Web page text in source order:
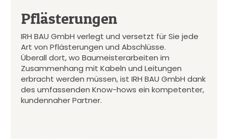
Pflästerungen
IRH BAU GmbH verlegt und versetzt für Sie jede
Art von Pflästerungen und Abschlüsse.
Überall dort, wo Baumeisterarbeiten im
Zusammenhang mit Kabeln und Leitungen
erbracht werden müssen, ist IRH BAU GmbH dank
des umfassenden Know-hows ein kompetenter,
kundennaher Partner.